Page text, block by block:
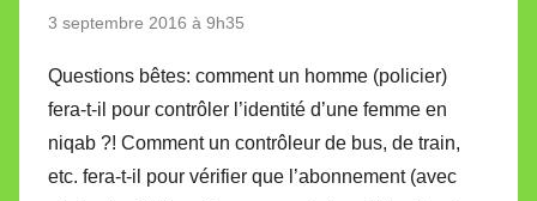
3 septembre 2016 à 9h35
Questions bêtes: comment un homme (policier)
fera-t-il pour contrôler l’identité d’une femme en
niqab ?! Comment un contrôleur de bus, de train,
etc. fera-t-il pour vérifier que l’abonnement (avec